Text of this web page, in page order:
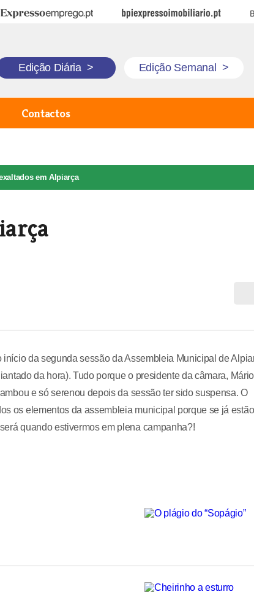
Expresso Emprego BPI Expresso Imobiliário
Edição Diária > Edição Semanal >
Contactos
em Alpiarça
da segunda sessão da Assembleia Municipal de
da hora). Tudo porque o presidente da câmara, Mário
e só serenou depois da sessão ter sido suspensa. O
os elementos da assembleia municipal porque se já estão
quando estivermos em plena campanha?!